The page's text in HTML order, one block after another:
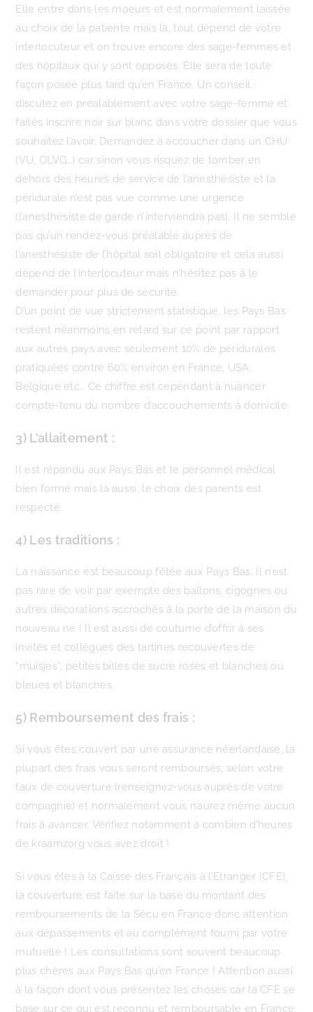
Elle entre dans les moeurs et est normalement laissée
au choix de la patiente mais là, tout dépend de votre
interlocuteur et on trouve encore des sage-femmes et
des hôpitaux qui y sont opposés. Elle sera de toute
façon posée plus tard qu’en France. Un conseil :
discutez en préalablement avec votre sage-femme et
faites inscrire noir sur blanc dans votre dossier que vous
souhaitez l’avoir. Demandez à accoucher dans un CHU
(VU, OLVG…) car sinon vous risquez de tomber en
dehors des heures de service de l’anesthésiste et la
péridurale n’est pas vue comme une urgence
(l’anesthésiste de garde n’interviendra pas). Il ne semble
pas qu’un rendez-vous préalable auprès de
l’anesthésiste de l’hôpital soit obligatoire et cela aussi
dépend de l’interlocuteur mais n’hésitez pas à le
demander pour plus de sécurité.
D’un point de vue strictement statistique, les Pays Bas
restent néanmoins en retard sur ce point par rapport
aux autres pays avec seulement 10% de péridurales
pratiquées contre 60% environ en France, USA,
Belgique etc… Ce chiffre est cependant à nuancer
compte-tenu du nombre d’accouchements à domicile.
3) L’allaitement :
Il est répandu aux Pays Bas et le personnel médical
bien formé mais là aussi, le choix des parents est
respecté.
4) Les traditions :
La naissance est beaucoup fêtée aux Pays Bas. Il n’est
pas rare de voir par exemple des ballons, cigognes ou
autres décorations accrochés à la porte de la maison du
nouveau né ! Il est aussi de coutume d’offrir à ses
invités et collègues des tartines recouvertes de
“muisjes”, petites billes de sucre roses et blanches ou
bleues et blanches.
5) Remboursement des frais :
Si vous êtes couvert par une assurance néerlandaise, la
plupart des frais vous seront remboursés, selon votre
taux de couverture (renseignez-vous auprès de votre
compagnie) et normalement vous n’aurez même aucun
frais à avancer. Vérifiez notamment à combien d’heures
de kraamzorg vous avez droit !
Si vous êtes à la Caisse des Français à l’Etranger (CFE),
la couverture est faite sur la base du montant des
remboursements de la Sécu en France donc attention
aux dépassements et au complément fourni par votre
mutuelle ! Les consultations sont souvent beaucoup
plus chères aux Pays Bas qu’en France ! Attention aussi
à la façon dont vous présentez les choses car la CFE se
base sur ce qui est reconnu et remboursable en France.